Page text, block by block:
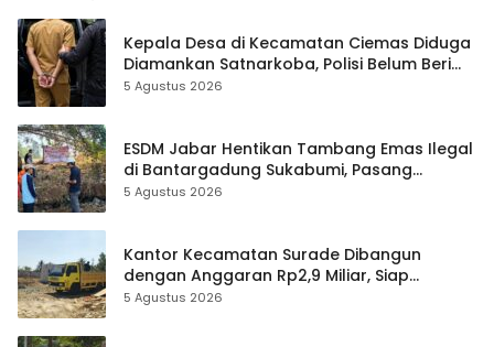
Kepala Desa di Kecamatan Ciemas Diduga
Diamankan Satnarkoba, Polisi Belum Beri
Penjelasan Resmi
5 Agustus 2026
ESDM Jabar Hentikan Tambang Emas Ilegal
di Bantargadung Sukabumi, Pasang
Spanduk Larangan
5 Agustus 2026
Kantor Kecamatan Surade Dibangun
dengan Anggaran Rp2,9 Miliar, Siap
Hadirkan Layanan Lebih Optimal
5 Agustus 2026